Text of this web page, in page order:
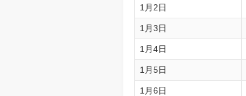
1月2日
1月3日
1月4日
1月5日
1月6日